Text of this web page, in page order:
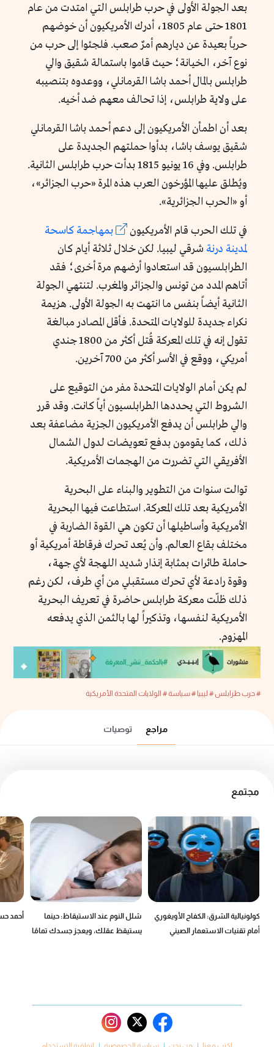
بعد الجولة الأولى في حرب طرابلس التي امتدت من عام
1801 حتى عام 1805، أدرك الأمريكيون أن خوضهم
حرباً بعيدة عن ديارهم أمرٌ صعب. فلجئوا إلى حرب من
نوع آخر، الخيانة؛ حيث قاموا باستمالة شقيق والي
طرابلس بالمال أحمد باشا القرمانلي، ووعدوه بتنصيبه
على ولاية طرابلس، إذا تحالف معهم ضد أخيه.
بعد أن اطمأن الأمريكيون إلى دعم أحمد باشا القرمانلي
شقيق يوسف باشا، بدأوا حملتهم الجديدة على
طرابلس. وفي 16 يونيو 1815 بدأت حرب طرابلس الثانية.
ويُطلق عليها المؤرخون العرب هذه المرة «حرب الجزائر»،
أو «الحرب الجزائرية».
في تلك الحرب قام الأمريكيون
بمهاجمة كاسحة
لمدينة درنة شرقي ليبيا. لكن خلال ثلاثة أيام كان
الطرابلسيون قد استعادوا أرضهم مرة أخرى؛ فقد
أتاهم المدد من تونس والجزائر والمغرب. لتنتهي الجولة
الثانية أيضاً بنفس ما انتهت به الجولة الأولى. هزيمة
نكراء جديدة للولايات المتحدة. فأقل المصادر مبالغة
تقول إنه في تلك المعركة قُتل أكثر من 1800 جندي
أمريكي، ووقع في الأسر أكثر من 700 آخرين.
لم يكن أمام الولايات المتحدة مفر من التوقيع على
الشروط التي يحددها الطرابلسيون أياً كانت. وقد قرر
والي طرابلس أن يدفع الأمريكيون الجزية مضاعفة بعد
ذلك، كما يقومون بدفع تعويضات لدول الشمال
الأفريقي التي تضررت من الهجمات الأمريكية.
توالت سنوات من التطوير والبناء على البحرية
الأمريكية بعد تلك المعركة. استطاعت فيها البحرية
الأمريكية وأساطيلها أن تكون هي القوة الضاربة في
مختلف بقاع العالم. وأن يُعد تحرك فرقاطة أمريكية أو
حاملة طائرات بمثابة إنذار شديد اللهجة لأي جهة،
وقوة رادعة لأي تحرك مستقبلي من أي طرف، لكن رغم
ذلك ظلّت معركة طرابلس حاضرة في تعريف البحرية
الأمريكية لنفسها، وتذكيراً لها بالثمن الذي يدفعه
المهزوم.
# حرب طرابلس# ليبيا# سياسة# الولايات المتحدة الأمريكية
مراجع توصيات
مجتمع
كولونيالية الشرق: الكفاح الأويغوري
أمام تقنيات الاستعمار الصيني
شلل النوم عند الاستيقاظ: حينما
يستيقظ عقلك، ويعجز جسدك تمامًا
أحمد